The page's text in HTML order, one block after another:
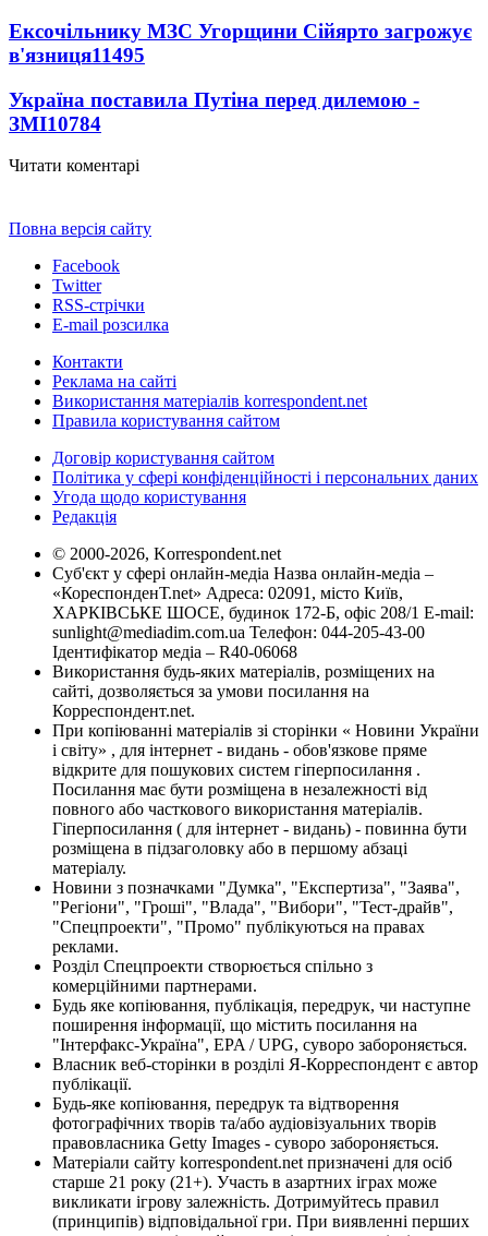
Ексочільнику МЗС Угорщини Сійярто загрожує
в'язниця11495
Україна поставила Путіна перед дилемою -
ЗМІ10784
Читати коментарі
Повна версія сайту
Facebook
Twitter
RSS-стрічки
E-mail розсилка
Контакти
Реклама на сайті
Використання матеріалів korrespondent.net
Правила користування сайтом
Договір користування сайтом
Політика у сфері конфіденційності і персональних даних
Угода щодо користування
Редакція
© 2000-2026, Korrespondent.net
Суб'єкт у сфері онлайн-медіа Назва онлайн-медіа –
«КореспонденТ.net» Адреса: 02091, місто Київ,
ХАРКІВСЬКЕ ШОСЕ, будинок 172-Б, офіс 208/1 E-mail:
sunlight@mediadim.com.ua Телефон: 044-205-43-00
Ідентифікатор медіа – R40-06068
Використання будь-яких матеріалів, розміщених на
сайті, дозволяється за умови посилання на
Корреспондент.net.
При копіюванні матеріалів зі сторінки « Новини України
і світу» , для інтернет - видань - обов'язкове пряме
відкрите для пошукових систем гіперпосилання .
Посилання має бути розміщена в незалежності від
повного або часткового використання матеріалів.
Гіперпосилання ( для інтернет - видань) - повинна бути
розміщена в підзаголовку або в першому абзаці
матеріалу.
Новини з позначками "Думка", "Експертиза", "Заява",
"Регіони", "Гроші", "Влада", "Вибори", "Тест-драйв",
"Спецпроекти", "Промо" публікуються на правах
реклами.
Розділ Спецпроекти створюється спільно з
комерційними партнерами.
Будь яке копіювання, публікація, передрук, чи наступне
поширення інформації, що містить посилання на
"Інтерфакс-Україна", EPA / UPG, суворо забороняється.
Власник веб-сторінки в розділі Я-Корреспондент є автор
публікації.
Будь-яке копіювання, передрук та відтворення
фотографічних творів та/або аудіовізуальних творів
правовласника Getty Images - суворо забороняється.
Матеріали сайту korrespondent.net призначені для осіб
старше 21 року (21+). Участь в азартних іграх може
викликати ігрову залежність. Дотримуйтесь правил
(принципів) відповідальної гри. При виявленні перших